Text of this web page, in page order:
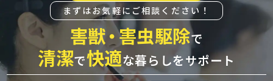
まずはお気軽にご相談ください！
害獣・害虫駆除で
清潔で快適な暮らしをサポート